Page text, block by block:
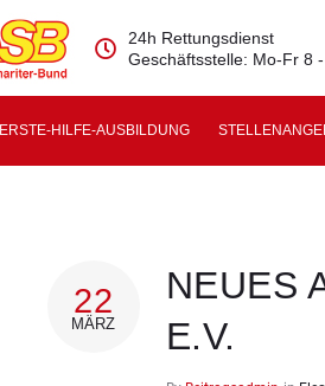
24h Rettungsdienst
Geschäftsstelle: Mo-Fr 8
ERSTE-HILFE-AUSBILDUNG
22
MÄRZ
NEUES
E.V.